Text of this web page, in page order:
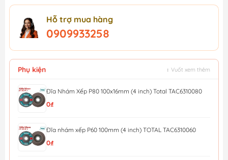
Hỗ trợ mua hàng
0909933258
Phụ kiện ↕ Vuốt xem thêm
Đĩa Nhám Xếp P80 100x16mm (4 inch) Total TAC6310080
0₫
Đĩa nhám xếp P60 100mm (4 inch) TOTAL TAC6310060
0₫